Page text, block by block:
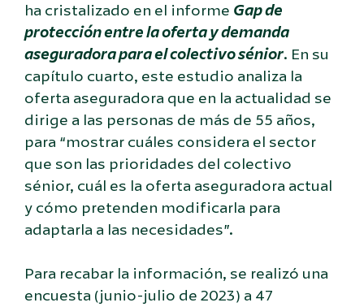
ha cristalizado en el informe Gap de
protección entre la oferta y demanda
aseguradora para el colectivo sénior. En su
capítulo cuarto, este estudio analiza la
oferta aseguradora que en la actualidad se
dirige a las personas de más de 55 años,
para “mostrar cuáles considera el sector
que son las prioridades del colectivo
sénior, cuál es la oferta aseguradora actual
y cómo pretenden modificarla para
adaptarla a las necesidades”.
Para recabar la información, se realizó una
encuesta (junio-julio de 2023) a 47